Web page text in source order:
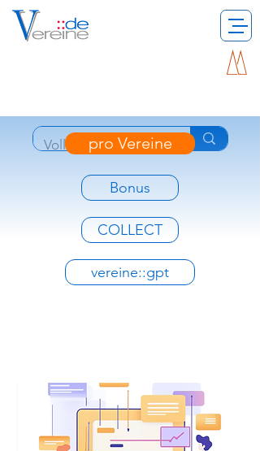
pro Vereine
Bonus
COLLECT
vereine::gpt